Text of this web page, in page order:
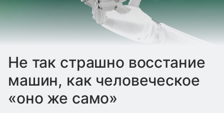
Не так страшно восстание
машин, как человеческое
«оно же само»